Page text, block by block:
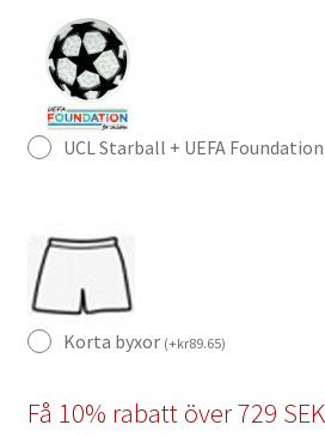
UCL Starball + UEFA
Korta byxor (+kr89.65)
Få 10% rabatt över 729